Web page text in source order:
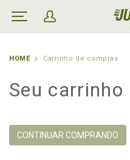
HOME Carrinho de compras
Seu carrinho
CONTINUAR COMPRANDO